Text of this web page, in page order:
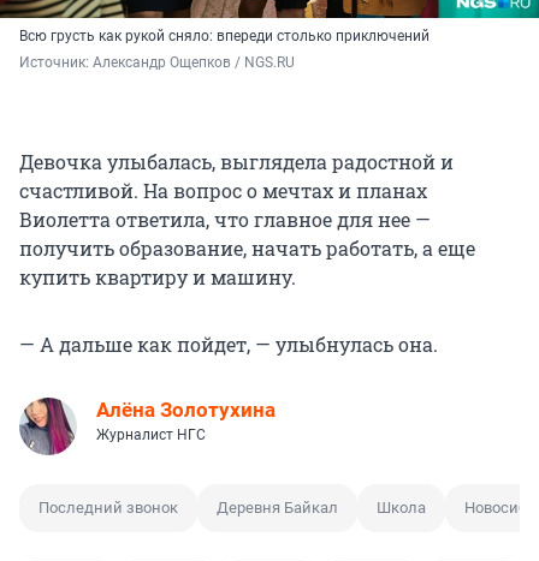
Всю грусть как рукой сняло: впереди столько приключений
Источник: Александр Ощепков / NGS.RU
Девочка улыбалась, выглядела радостной и
счастливой. На вопрос о мечтах и планах
Виолетта ответила, что главное для нее —
получить образование, начать работать, а еще
купить квартиру и машину.
— А дальше как пойдет, — улыбнулась она.
Алёна Золотухина
Журналист НГС
Последний звонок Деревня Байкал Школа